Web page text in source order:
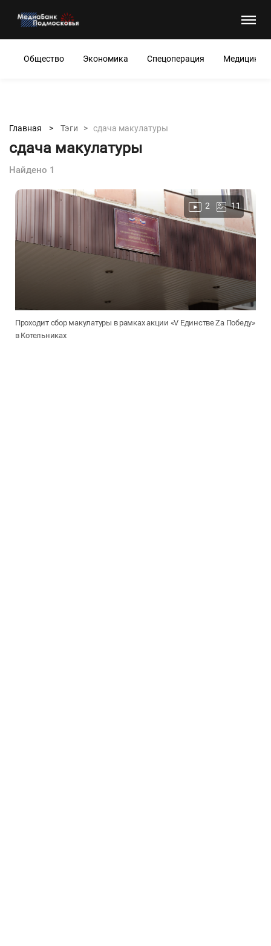
Общество Экономика Спецоперация Медицина
Главная > Тэги > сдача макулатуры
сдача макулатуры
Найдено 1
2 11
Проходит сбор макулатуры в рамках акции «V Единстве Za Победу»
в Котельниках